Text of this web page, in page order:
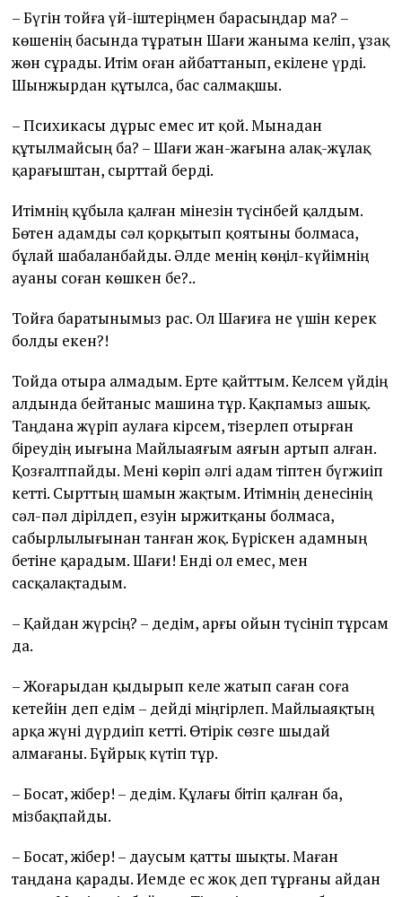
– Бүгін тойға үй-іштеріңмен барасыңдар ма? –
көшенің басында тұратын Шағи жаныма келіп, ұзақ
жөн сұрады. Итім оған айбаттанып, екілене үрді.
Шынжырдан құтылса, бас салмақшы.
– Психикасы дұрыс емес ит қой. Мынадан
құтылмайсың ба? – Шағи жан-жағына алақ-жұлақ
қарағыштан, сырттай берді.
Итімнің құбыла қалған мінезін түсінбей қалдым.
Бөтен адамды сәл қорқытып қоятыны болмаса,
бұлай шабаланбайды. Әлде менің көңіл-күйімнің
ауаны соған көшкен бе?..
Тойға баратынымыз рас. Ол Шағиға не үшін керек
болды екен?!
Тойда отыра алмадым. Ерте қайттым. Келсем үйдің
алдында бейтаныс машина тұр. Қақпамыз ашық.
Таңдана жүріп аулаға кірсем, тізерлеп отырған
біреудің иығына Майлыаяғым аяғын артып алған.
Қозғалтпайды. Мені көріп әлгі адам тіптен бүгжиіп
кетті. Сырттың шамын жақтым. Итімнің денесінің
сәл-пәл дірілдеп, езуін ыржитқаны болмаса,
сабырлылығынан танған жоқ. Бүріскен адамның
бетіне қарадым. Шағи! Енді ол емес, мен
сасқалақтадым.
– Қайдан жүрсің? – дедім, арғы ойын түсініп тұрсам
да.
– Жоғарыдан қыдырып келе жатып саған соға
кетейін деп едім – дейді міңгірлеп. Майлыаяқтың
арқа жүні дүрдиіп кетті. Өтірік сөзге шыдай
алмағаны. Бұйрық күтіп тұр.
– Босат, жібер! – дедім. Құлағы бітіп қалған ба,
мізбақпайды.
– Босат, жібер! – даусым қатты шықты. Маған
таңдана қарады. Иемде ес жоқ деп тұрғаны айдан